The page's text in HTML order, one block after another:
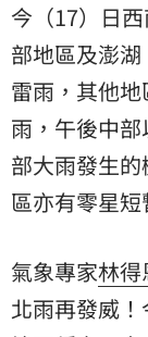
今（17）日西
部地區及澎
雷雨，其他
雨，午後中
部大雨發生
區亦有零星短
氣象專家林得
北雨再發威！